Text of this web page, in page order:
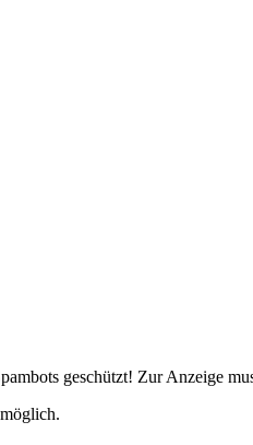
geschützt! Zur Anzeige